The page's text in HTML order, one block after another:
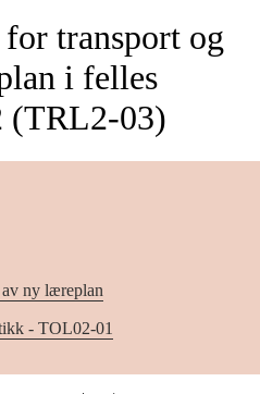
transport og
i felles
(TRL2-03)
ny læreplan
- TOL02-01